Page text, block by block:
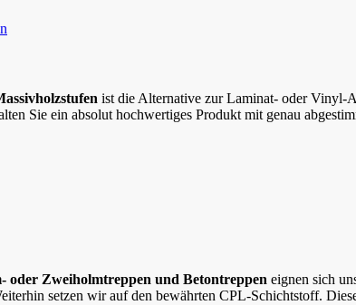
ist die Alternative zur Laminat- oder Vinyl-
Sie ein absolut hochwertiges Produkt mit genau
oder Zweiholmtreppen und Betontreppen eignen sich
setzen wir auf den bewährten CPL-Schichtstoff.